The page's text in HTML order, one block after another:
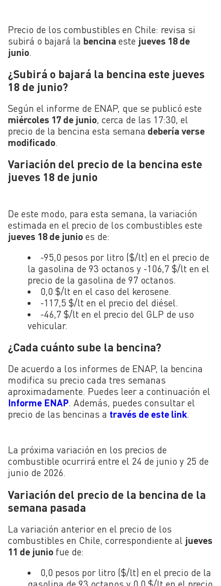
Precio de los combustibles en Chile: revisa si
subirá o bajará la bencina este jueves 18 de
junio.
¿Subirá o bajará la bencina este jueves
18 de junio?
Según el informe de ENAP, que se publicó este
miércoles 17 de junio, cerca de las 17:30, el
precio de la bencina esta semana debería verse
modificado.
Variación del precio de la bencina este
jueves 18 de junio
De este modo, para esta semana, la variación
estimada en el precio de los combustibles este
jueves 18 de junio es de:
-95,0 pesos por litro ($/lt) en el precio de
la gasolina de 93 octanos y -106,7 $/lt en el
precio de la gasolina de 97 octanos.
0,0 $/lt en el caso del kerosene.
-117,5 $/lt en el precio del diésel.
-46,7 $/lt en el precio del GLP de uso
vehicular.
¿Cada cuánto sube la bencina?
De acuerdo a los informes de ENAP, la bencina
modifica su precio cada tres semanas
aproximadamente. Puedes leer a continuación el
Informe ENAP. Además, puedes consultar el
precio de las bencinas a través de este link.
La próxima variación en los precios de
combustible ocurrirá entre el 24 de junio y 25 de
junio de 2026.
Variación del precio de la bencina de la
semana pasada
La variación anterior en el precio de los
combustibles en Chile, correspondiente al jueves
11 de junio fue de:
0,0 pesos por litro ($/lt) en el precio de la